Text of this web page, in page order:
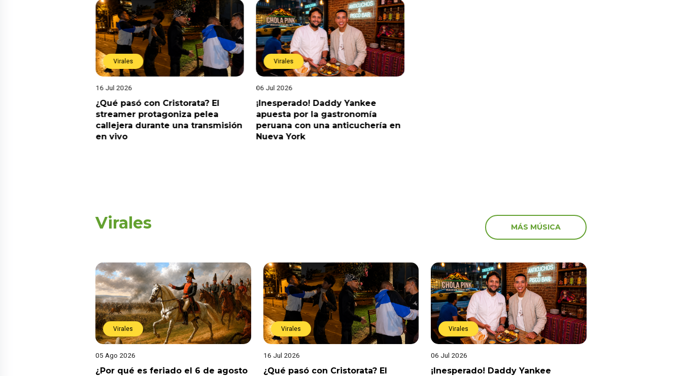
Virales
16 Jul 2026
¿Qué pasó con Cristorata? El
streamer protagoniza pelea
callejera durante una transmisión
en vivo
Virales
06 Jul 2026
¡Inesperado! Daddy Yankee
apuesta por la gastronomía
peruana con una anticuchería en
Nueva York
Virales MÁS MÚSICA
Virales
05 Ago 2026
¿Por qué es feriado el 6 de agosto
Virales
16 Jul 2026
¿Qué pasó con Cristorata? El
Virales
06 Jul 2026
¡Inesperado! Daddy Yankee